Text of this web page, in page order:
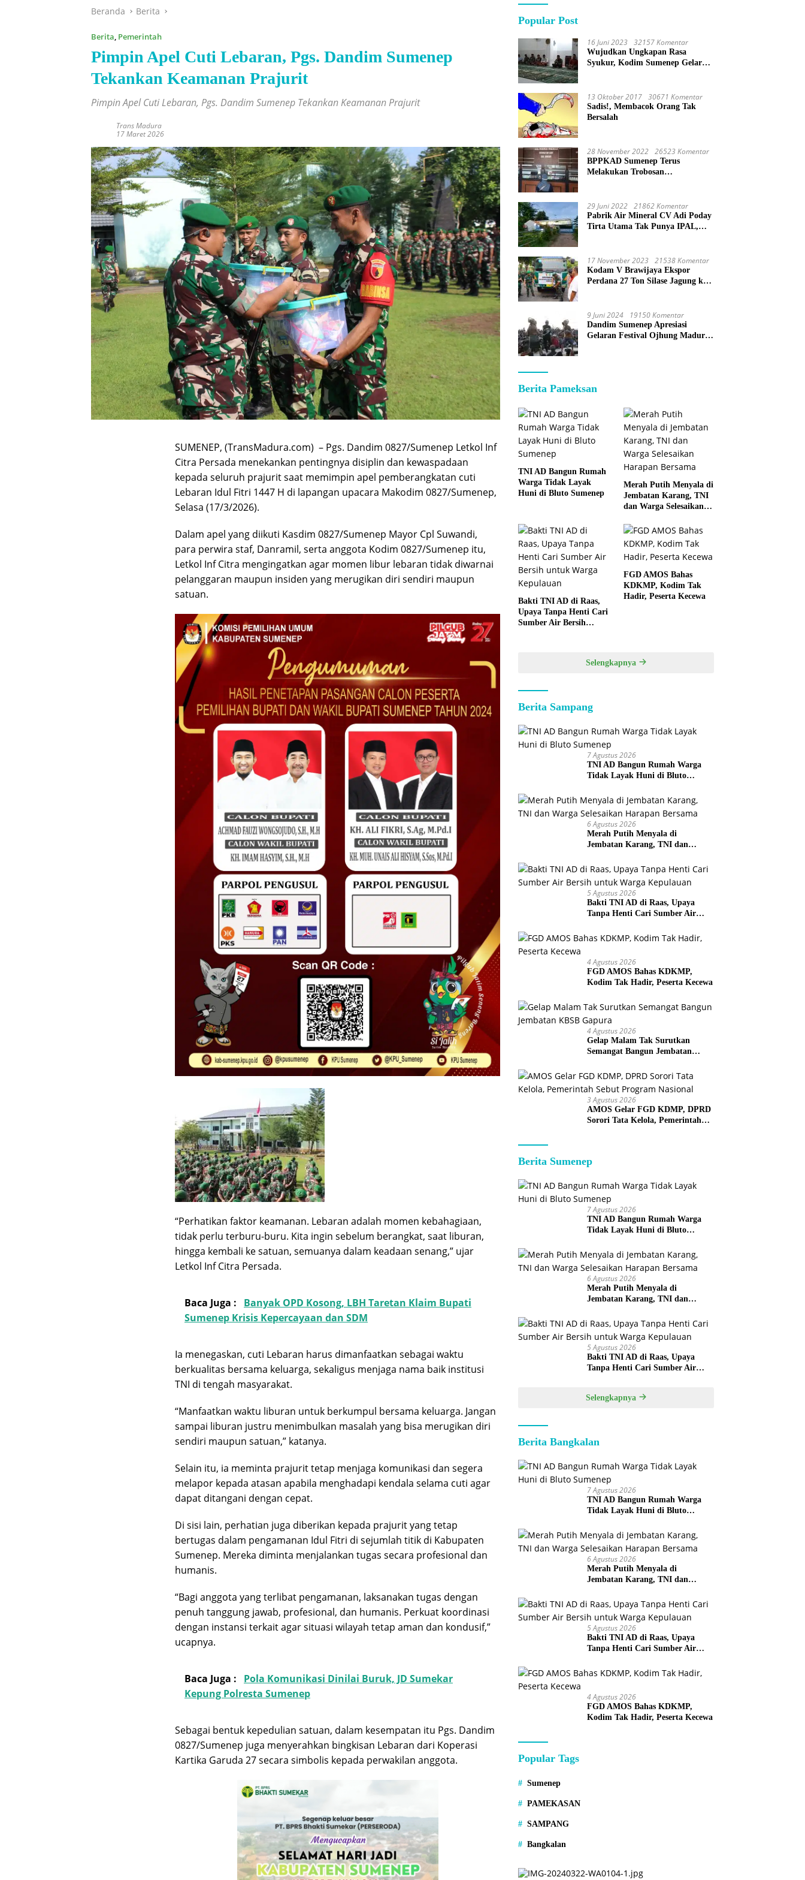
Beranda Berita
Berita Pemerintah
Pimpin Apel Cuti Lebaran, Pgs. Dandim Sumenep
Tekankan Keamanan Prajurit
Pimpin Apel Cuti Lebaran, Pgs. Dandim Sumenep Tekankan Keamanan Prajurit
Trans Madura
17 Maret 2026
SUMENEP, (TransMadura.com) – Pgs. Dandim 0827/Sumenep Letkol Inf
Citra Persada menekankan pentingnya disiplin dan kewaspadaan
kepada seluruh prajurit saat memimpin apel pemberangkatan cuti
Lebaran Idul Fitri 1447 H di lapangan upacara Makodim 0827/Sumenep,
Selasa (17/3/2026).
Dalam apel yang diikuti Kasdim 0827/Sumenep Mayor Cpl Suwandi,
para perwira staf, Danramil, serta anggota Kodim 0827/Sumenep itu,
Letkol Inf Citra mengingatkan agar momen libur lebaran tidak diwarnai
pelanggaran maupun insiden yang merugikan diri sendiri maupun
satuan.
“Perhatikan faktor keamanan. Lebaran adalah momen kebahagiaan,
tidak perlu terburu-buru. Kita ingin sebelum berangkat, saat liburan,
hingga kembali ke satuan, semuanya dalam keadaan senang,” ujar
Letkol Inf Citra Persada.
Baca Juga :
Banyak OPD Kosong, LBH Taretan Klaim Bupati
Sumenep Krisis Kepercayaan dan SDM
Ia menegaskan, cuti Lebaran harus dimanfaatkan sebagai waktu
berkualitas bersama keluarga, sekaligus menjaga nama baik institusi
TNI di tengah masyarakat.
“Manfaatkan waktu liburan untuk berkumpul bersama keluarga. Jangan
sampai liburan justru menimbulkan masalah yang bisa merugikan diri
sendiri maupun satuan,” katanya.
Selain itu, ia meminta prajurit tetap menjaga komunikasi dan segera
melapor kepada atasan apabila menghadapi kendala selama cuti agar
dapat ditangani dengan cepat.
Di sisi lain, perhatian juga diberikan kepada prajurit yang tetap
bertugas dalam pengamanan Idul Fitri di sejumlah titik di Kabupaten
Sumenep. Mereka diminta menjalankan tugas secara profesional dan
humanis.
“Bagi anggota yang terlibat pengamanan, laksanakan tugas dengan
penuh tanggung jawab, profesional, dan humanis. Perkuat koordinasi
dengan instansi terkait agar situasi wilayah tetap aman dan kondusif,”
ucapnya.
Baca Juga :
Pola Komunikasi Dinilai Buruk, JD Sumekar
Kepung Polresta Sumenep
Sebagai bentuk kepedulian satuan, dalam kesempatan itu Pgs. Dandim
0827/Sumenep juga menyerahkan bingkisan Lebaran dari Koperasi
Kartika Garuda 27 secara simbolis kepada perwakilan anggota.
Popular Post
16 Juni 2023 32157 Komentar
Wujudkan Ungkapan Rasa
Syukur, Kodim Sumenep Gelar
13 Oktober 2017 30671 Komentar
Sadis!, Membacok Orang Tak
Bersalah
28 November 2022 26523 Komentar
BPPKAD Sumenep Terus
Melakukan Trobosan
29 Juni 2022 21862 Komentar
Pabrik Air Mineral CV Adi Poday
Tirta Utama Tak Punya IPAL,
17 November 2023 21538 Komentar
Kodam V Brawijaya Ekspor
Perdana 27 Ton Silase Jagung ke
9 Juni 2024 19150 Komentar
Dandim Sumenep Apresiasi
Gelaran Festival Ojhung Madura
Berita Pameksan
TNI AD Bangun Rumah
Warga Tidak Layak
Huni di Bluto Sumenep
Merah Putih Menyala di
Jembatan Karang, TNI
dan Warga Selesaikan
Bakti TNI AD di Raas,
Upaya Tanpa Henti Cari
Sumber Air Bersih
FGD AMOS Bahas
KDKMP, Kodim Tak
Hadir, Peserta Kecewa
Selengkapnya
Berita Sampang
7 Agustus 2026
TNI AD Bangun Rumah Warga
Tidak Layak Huni di Bluto
6 Agustus 2026
Merah Putih Menyala di
Jembatan Karang, TNI dan
Bersama
5 Agustus 2026
Bakti TNI AD di Raas, Upaya
Tanpa Henti Cari Sumber Air
4 Agustus 2026
FGD AMOS Bahas KDKMP,
Kodim Tak Hadir, Peserta Kecewa
4 Agustus 2026
Gelap Malam Tak Surutkan
Semangat Bangun Jembatan
3 Agustus 2026
AMOS Gelar FGD KDMP, DPRD
Sorori Tata Kelola, Pemerintah
Berita Sumenep
7 Agustus 2026
TNI AD Bangun Rumah Warga
Tidak Layak Huni di Bluto
6 Agustus 2026
Merah Putih Menyala di
Jembatan Karang, TNI dan
Bersama
5 Agustus 2026
Bakti TNI AD di Raas, Upaya
Tanpa Henti Cari Sumber Air
Selengkapnya
Berita Bangkalan
7 Agustus 2026
TNI AD Bangun Rumah Warga
Tidak Layak Huni di Bluto
6 Agustus 2026
Merah Putih Menyala di
Jembatan Karang, TNI dan
Bersama
5 Agustus 2026
Bakti TNI AD di Raas, Upaya
Tanpa Henti Cari Sumber Air
4 Agustus 2026
FGD AMOS Bahas KDKMP,
Kodim Tak Hadir, Peserta Kecewa
Popular Tags
Sumenep
PAMEKASAN
SAMPANG
Bangkalan